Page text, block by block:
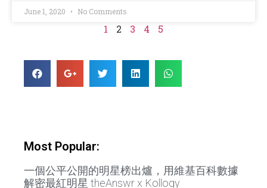
June 1, 2020 No Comments
1 2 3 4 5
Most Popular:
一個公平公開的明星榜出爐，用維基百科數據
解密最紅明星 theAnswr x Kollogy